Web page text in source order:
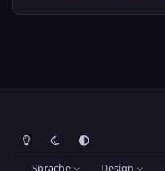
Heller ModusDunkler ModusSystemeinstellung
Sprache Design